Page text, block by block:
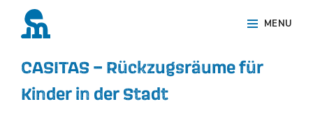
MENU
Overlay
CASITAS – Rückzugsräume für
Kinder in der Stadt